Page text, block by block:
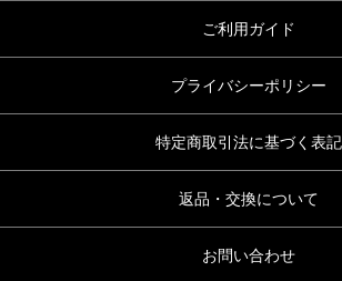
ご利用ガイド
プライバシーポリシー
特定商取引法に基づく表記
返品・交換について
お問い合わせ